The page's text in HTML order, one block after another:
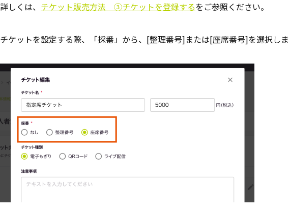
詳しくは、 チケット販売方法 ③チケットを登録するをご参照ください。
チケットを設定する際、「採番」から、[整理番号]または[座席番号]を選択し